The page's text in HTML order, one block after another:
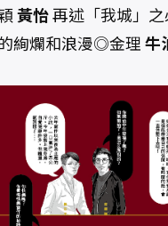
黃怡再述「我城」
絢爛和浪漫◎金理牛